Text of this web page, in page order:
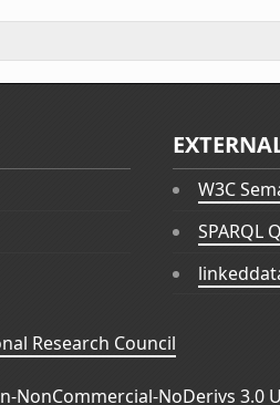
W3C
SPARQL
Research Council
NonCommercial-NoDerivs 3.0